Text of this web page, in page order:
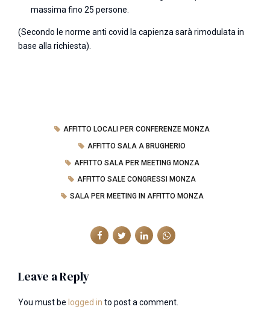
massima fino 25 persone.
(Secondo le norme anti covid la capienza sarà rimodulata in
base alla richiesta).
AFFITTO LOCALI PER CONFERENZE MONZA
AFFITTO SALA A BRUGHERIO
AFFITTO SALA PER MEETING MONZA
AFFITTO SALE CONGRESSI MONZA
SALA PER MEETING IN AFFITTO MONZA
Leave a Reply
You must be logged in to post a comment.